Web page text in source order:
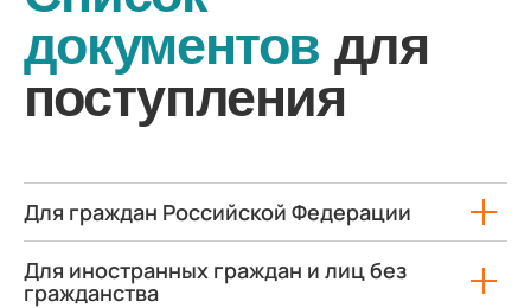
Для граждан Российской Федерации
Для иностранных граждан и лиц без
гражданства
tmt.priemnaya@tmt72.ru
Сведения об образовательной
организации
Поступающим